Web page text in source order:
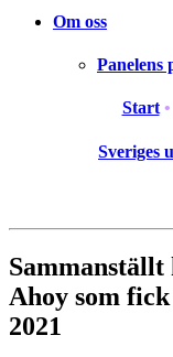
Om oss
Panelens
Start •
Sveriges
Ahoy som
2021